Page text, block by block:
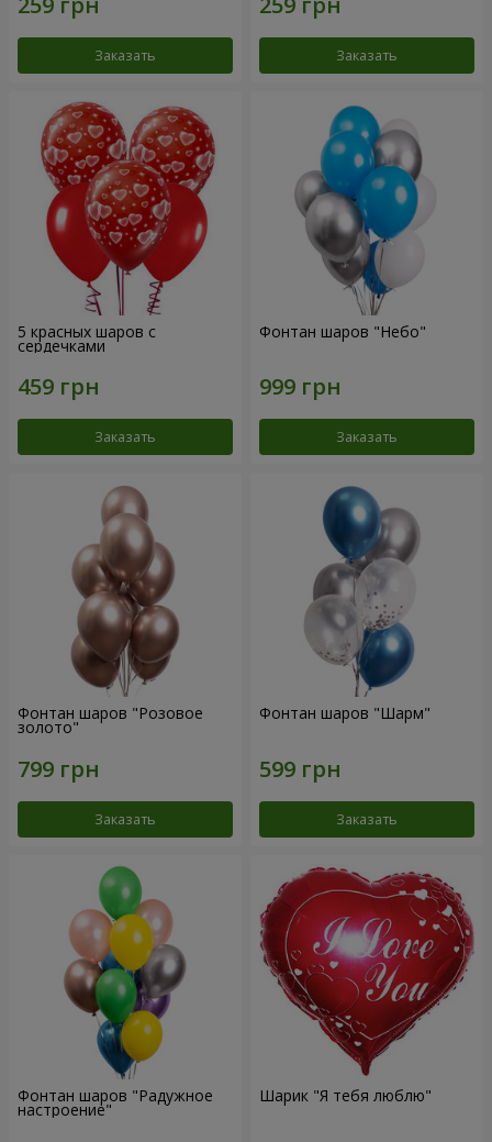
Заказать Заказать
5 красных шаров с
сердечками
Заказать
Фонтан шаров "Небо"
Заказать
Фонтан шаров "Розовое
золото"
Заказать
Фонтан шаров "Шарм"
Заказать
Фонтан шаров "Радужное
настроение"
Шарик "Я тебя люблю"